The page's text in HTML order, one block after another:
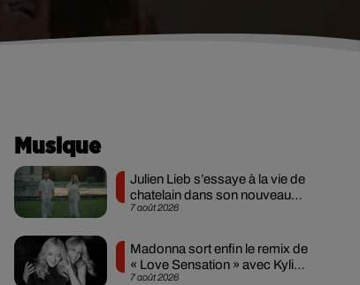
Musique
7 août 2026
Julien Lieb s’essaye à la vie de
chatelain dans son nouveau
clip
7 août 2026
Madonna sort enfin le remix de
« Love Sensation » avec Kylie
Minogue